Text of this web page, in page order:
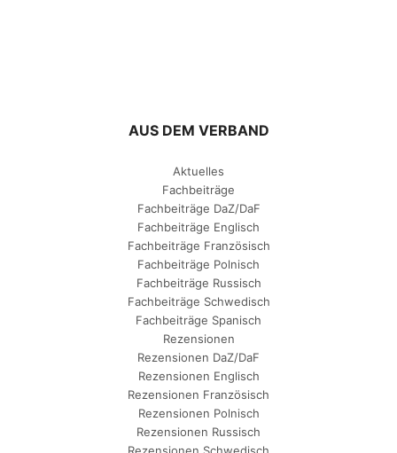
AUS DEM VERBAND
Aktuelles
Fachbeiträge
Fachbeiträge DaZ/DaF
Fachbeiträge Englisch
Fachbeiträge Französisch
Fachbeiträge Polnisch
Fachbeiträge Russisch
Fachbeiträge Schwedisch
Fachbeiträge Spanisch
Rezensionen
Rezensionen DaZ/DaF
Rezensionen Englisch
Rezensionen Französisch
Rezensionen Polnisch
Rezensionen Russisch